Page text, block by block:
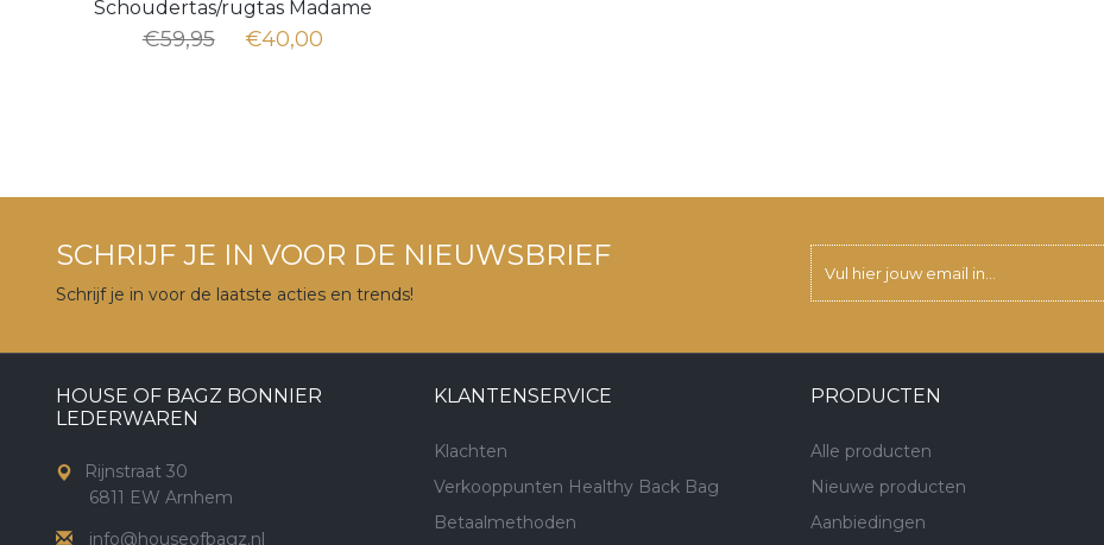
Schoudertas/rugtas Madame
Butterfly MBU02
€59,95 €40,00
SCHRIJF JE IN VOOR DE NIEUWSBRIEF
Schrijf je in voor de laatste acties en trends!
HOUSE OF BAGZ BONNIER
LEDERWAREN
Rijnstraat 30
6811 EW Arnhem
info@houseofbagz.nl
KLANTENSERVICE
Klachten
Verkooppunten Healthy Back Bag
Betaalmethoden
PRODUCTEN
Alle producten
Nieuwe producten
Aanbiedingen